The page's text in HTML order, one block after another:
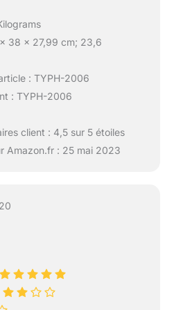
38 x 27,99 cm; 23,6
: TYPH-2006
: TYPH-2006
client : 4,5 sur 5 étoiles
Amazon.fr : 25 mai 2023